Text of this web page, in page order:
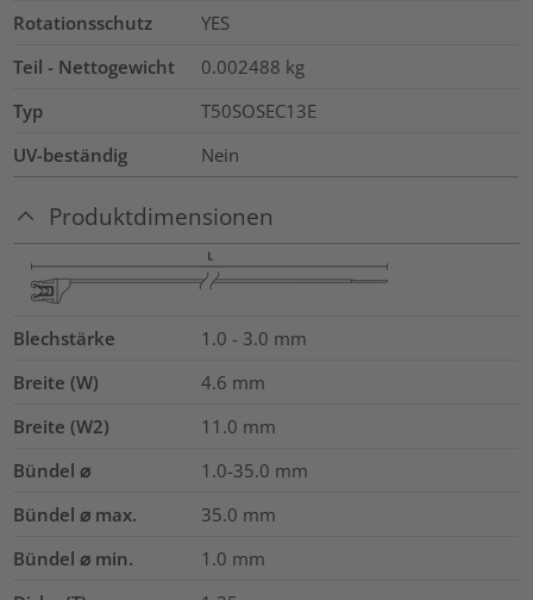
Rotationsschutz
YES
Teil - Nettogewicht
0.002488 kg
Typ
T50SOSEC13E
UV-beständig
Nein
Produktdimensionen
Blechstärke 1.0 - 3.0 mm
Breite (W)
4.6 mm
Breite (W2)
11.0 mm
Bündel ⌀
1.0-35.0 mm
Bündel ⌀ max.
35.0 mm
Bündel ⌀ min.
1.0 mm